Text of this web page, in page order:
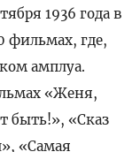
1936 года в
фильмах, где,
амплуа.
«Женя,
быть!», «Сказ
«Самая